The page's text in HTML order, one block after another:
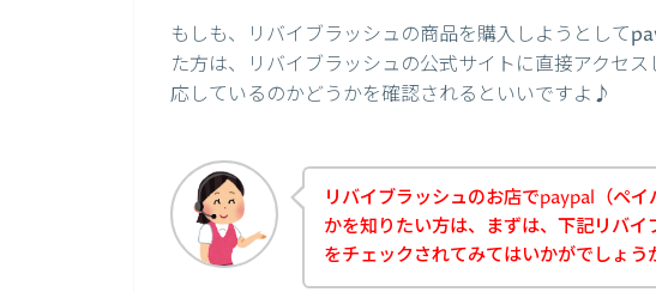
もしも、リバイブラッシュの商品を購入しようとして
た方は、リバイブラッシュの公式サイトに直接アクセ
応しているのかどうかを確認されるといいですよ♪
リバイブラッシュのお店でpaypal（ペ
かを知りたい方は、まずは、下記リバイ
をチェックされてみてはいかがでしょう